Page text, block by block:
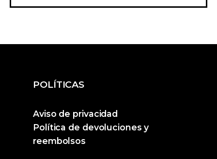
POLÍTICAS
Aviso de privacidad
Política de devoluciones y
reembolsos